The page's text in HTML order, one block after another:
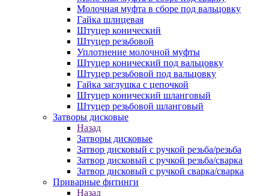
Молочная муфта в сборе под вальцовку
Гайка шлицевая
Штуцер конический
Штуцер резьбовой
Уплотнение молочной муфты
Штуцер конический под вальцовку
Штуцер резьбовой под вальцовку
Гайка заглушка с цепочкой
Штуцер конический шланговый
Штуцер резьбовой шланговый
Затворы дисковые
Назад
Затворы дисковые
Затвор дисковый с ручкой резьба/резьба
Затвор дисковый с ручкой резьба/сварка
Затвор дисковый с ручкой сварка/сварка
Приварные фитинги
Назад